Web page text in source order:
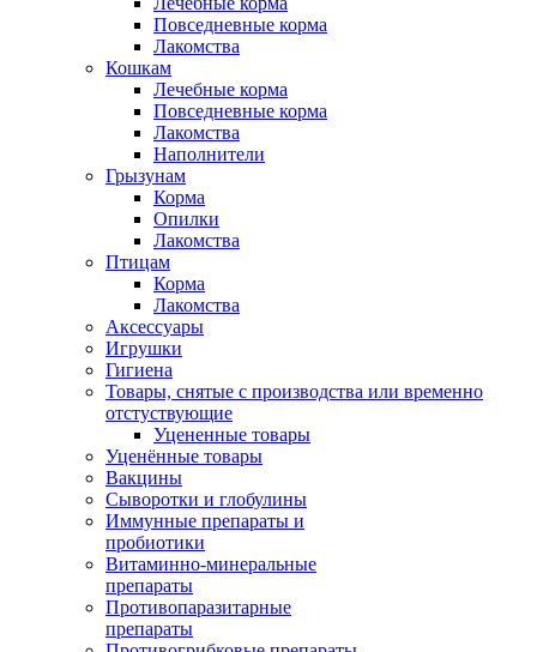
Повседневные корма
Лакомства
Кошкам
Лечебные корма
Повседневные корма
Лакомства
Наполнители
Грызунам
Корма
Опилки
Лакомства
Птицам
Корма
Лакомства
Аксессуары
Игрушки
Гигиена
Товары, снятые с производства или временно
отстуствующие
Уцененные товары
Уценённые товары
Вакцины
Сыворотки и глобулины
Иммунные препараты и
пробиотики
Витаминно-минеральные
препараты
Противопаразитарные
препараты